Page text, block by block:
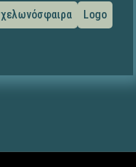
χελωνόσφαιρα Logo